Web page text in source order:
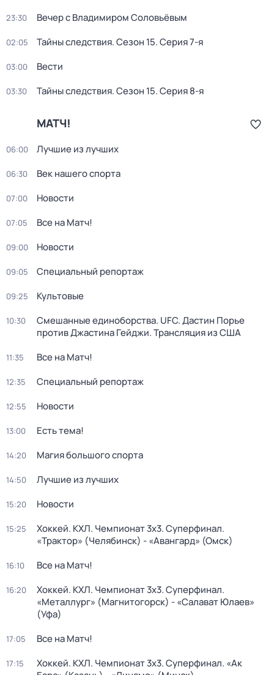
23:30 Вечер с Владимиром Соловьёвым
02:05 Тайны следствия. Сезон 15. Серия 7-я
03:00 Вести
03:30 Тайны следствия. Сезон 15. Серия 8-я
МАТЧ!
06:00 Лучшие из лучших
06:30 Век нашего спорта
07:00 Новости
07:05 Все на Матч!
09:00 Новости
09:05 Специальный репортаж
09:25 Культовые
10:30
Смешанные единоборства. UFC. Дастин Порье
против Джастина Гейджи. Трансляция из США
11:35 Все на Матч!
12:35 Специальный репортаж
12:55 Новости
13:00 Есть тема!
14:20 Магия большого спорта
14:50 Лучшие из лучших
15:20 Новости
15:25
Хоккей. КХЛ. Чемпионат 3х3. Суперфинал.
«Трактор» (Челябинск) - «Авангард» (Омск)
16:10 Все на Матч!
16:20
Хоккей. КХЛ. Чемпионат 3х3. Суперфинал.
«Металлург» (Магнитогорск) - «Салават Юлаев»
(Уфа)
17:05 Все на Матч!
17:15
Хоккей. КХЛ. Чемпионат 3х3. Суперфинал. «Ак